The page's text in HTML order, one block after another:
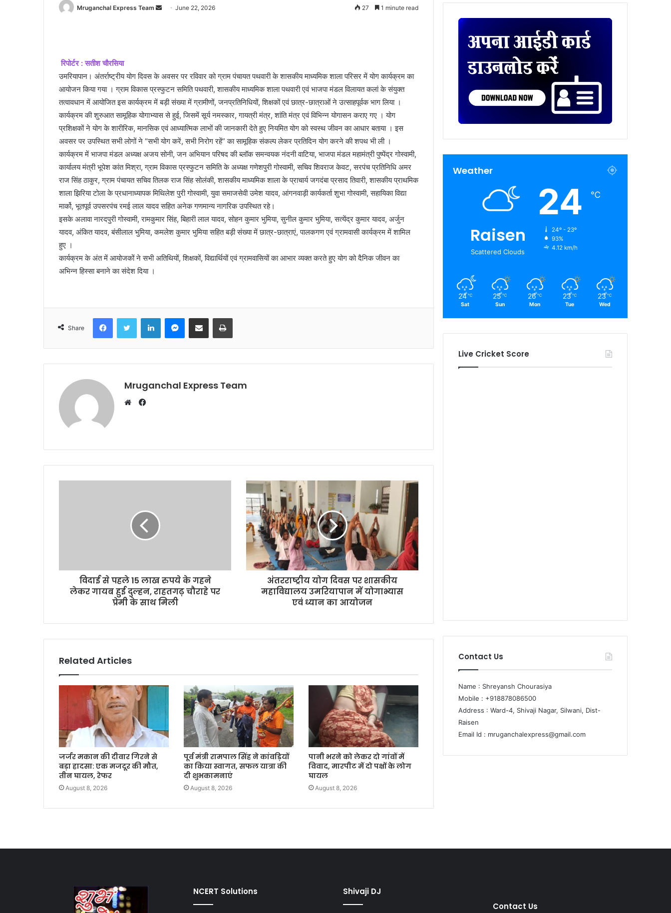
Mruganchal Express Team
Send June 22, 2026 27 1 minute read
रिपोर्टर : सतीश चौरसिया
उमरियापान। अंतर्राष्ट्रीय योग दिवस के अवसर पर रविवार को ग्राम पंचायत पथवारी के शासकीय माध्यमिक शाला परिसर में योग कार्यक्रम का
आयोजन किया गया । ग्राम विकास प्रस्फुटन समिति पथवारी, शासकीय माध्यमिक शाला पथवारी एवं भाजपा मंडल विलायत कलां के संयुक्त
तत्वावधान में आयोजित इस कार्यक्रम में बड़ी संख्या में ग्रामीणों, जनप्रतिनिधियों, शिक्षकों एवं छात्र-छात्राओं ने उत्साहपूर्वक भाग लिया ।
कार्यक्रम की शुरुआत सामूहिक योगाभ्यास से हुई, जिसमें सूर्य नमस्कार, गायत्री मंत्र, शांति मंत्र एवं विभिन्न योगासन कराए गए । योग
प्रशिक्षकों ने योग के शारीरिक, मानसिक एवं आध्यात्मिक लाभों की जानकारी देते हुए नियमित योग को स्वस्थ जीवन का आधार बताया । इस
अवसर पर उपस्थित सभी लोगों ने “सभी योग करें, सभी निरोग रहें” का सामूहिक संकल्प लेकर प्रतिदिन योग करने की शपथ भी ली ।
कार्यक्रम में भाजपा मंडल अध्यक्ष अजय सोनी, जन अभियान परिषद की ब्लॉक समन्वयक नंदनी वाटिया, भाजपा मंडल महामंत्री पुष्पेंद्र गोस्वामी,
कार्यालय मंत्री भूपेश कांत मिश्रा, ग्राम विकास प्रस्फुटन समिति के अध्यक्ष गणेशपुरी गोस्वामी, सचिव शिवराज केवट, सरपंच प्रतिनिधि अमर
राज सिंह ठाकुर, ग्राम पंचायत सचिव तिलक राज सिंह सोलंकी, शासकीय माध्यमिक शाला के प्राचार्य जगदंबा प्रसाद तिवारी, शासकीय प्राथमिक
शाला झिरिया टोला के प्रधानाध्यापक मिथिलेश पुरी गोस्वामी, युवा समाजसेवी उमेश यादव, आंगनवाड़ी कार्यकर्ता शुभा गोस्वामी, सहायिका विद्या
मार्को, भूतपूर्व उपसरपंच रमई लाल यादव सहित अनेक गणमान्य नागरिक उपस्थित रहे।
इसके अलावा नारदपुरी गोस्वामी, रामकुमार सिंह, बिहारी लाल यादव, सोहन कुमार भुमिया, सुनील कुमार भुमिया, सत्येंद्र कुमार यादव, अर्जुन
यादव, अंकित यादव, बंसीलाल भुमिया, कमलेश कुमार भुमिया सहित बड़ी संख्या में छात्र-छात्राएं, पालकगण एवं ग्रामवासी कार्यक्रम में शामिल
हुए ।
कार्यक्रम के अंत में आयोजकों ने सभी अतिथियों, शिक्षकों, विद्यार्थियों एवं ग्रामवासियों का आभार व्यक्त करते हुए योग को दैनिक जीवन का
अभिन्न हिस्सा बनाने का संदेश दिया ।
Share
FacebookTwitter LinkedInMessenger
Share via Email Print
Mruganchal Express Team
Facebook
विदाई से पहले 15 लाख रुपये के गहने
लेकर गायब हुई दुल्हन, राहतगढ़ चौराहे पर
प्रेमी के साथ मिली
अंतरराष्ट्रीय योग दिवस पर शासकीय
महाविद्यालय उमरियापान में योगाभ्यास
एवं ध्यान का आयोजन
Related Articles
जर्जर मकान की दीवार गिरने से
बड़ा हादसा: एक मजदूर की मौत,
तीन घायल, रेफर
August 8, 2026
पूर्व मंत्री रामपाल सिंह ने कांवड़ियों
का किया स्वागत, सफल यात्रा की
दी शुभकामनाएं
August 8, 2026
पानी भरने को लेकर दो गांवों में
विवाद, मारपीट में दो पक्षों के लोग
घायल
August 8, 2026
Weather
Raisen
Scattered Clouds
24 ℃
24º - 23º
93%
4.12 km/h
24 ℃
Sat
25 ℃
Sun
26 ℃
Mon
23 ℃
Tue
23 ℃
Wed
Live Cricket Score
Contact Us
Name : Shreyansh Chourasiya
Mobile : +918878086500
Address : Ward-4, Shivaji Nagar, Silwani, Dist-
Raisen
Email Id : mruganchalexpress@gmail.com
NCERT Solutions
Shivaji DJ
Contact Us